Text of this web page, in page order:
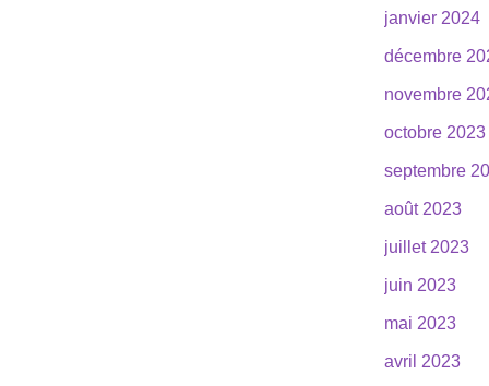
janvier 2024
décembre
novembre
octobre 2023
septembre
août 2023
juillet 2023
juin 2023
mai 2023
avril 2023